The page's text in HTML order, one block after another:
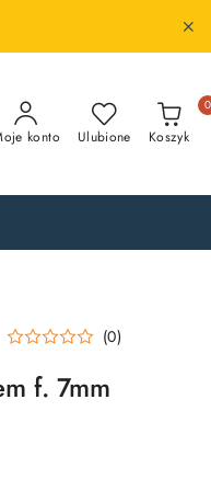
konto Ulubione Koszyk
0
(0)
f. 7mm